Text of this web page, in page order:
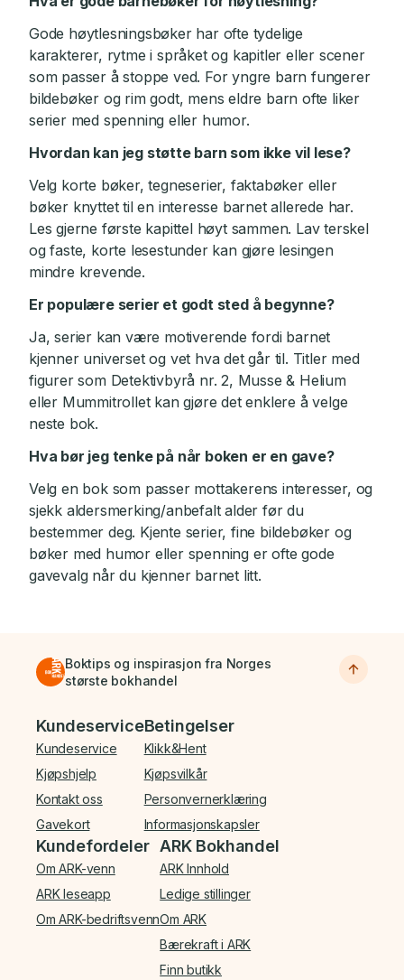
Gode høytlesningsbøker har ofte tydelige
karakterer, rytme i språket og kapitler eller scener
som passer å stoppe ved. For yngre barn fungerer
bildebøker og rim godt, mens eldre barn ofte liker
serier med spenning eller humor.
Hvordan kan jeg støtte barn som ikke vil lese?
Velg korte bøker, tegneserier, faktabøker eller
bøker knyttet til en interesse barnet allerede har.
Les gjerne første kapittel høyt sammen. Lav terskel
og faste, korte lesestunder kan gjøre lesingen
mindre krevende.
Er populære serier et godt sted å begynne?
Ja, serier kan være motiverende fordi barnet
kjenner universet og vet hva det går til. Titler med
figurer som Detektivbyrå nr. 2, Musse & Helium
eller Mummitrollet kan gjøre det enklere å velge
neste bok.
Hva bør jeg tenke på når boken er en gave?
Velg en bok som passer mottakerens interesser, og
sjekk aldersmerking/anbefalt alder før du
bestemmer deg. Kjente serier, fine bildebøker og
bøker med humor eller spenning er ofte gode
gavevalg når du kjenner barnet litt.
Boktips og inspirasjon fra Norges
største bokhandel
Bunnmeny
Kundeservice
Kundeservice
Kjøpshjelp
Kontakt oss
Gavekort
Betingelser
Klikk&Hent
Kjøpsvilkår
Personvernerklæring
Informasjonskapsler
Kundefordeler
Om ARK-venn
ARK leseapp
Om ARK-bedriftsvenn
ARK Bokhandel
ARK Innhold
Ledige stillinger
Om ARK
Bærekraft i ARK
Finn butikk